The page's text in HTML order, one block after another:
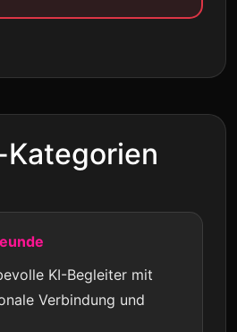
KI-Begleiter mit
Verbindung und